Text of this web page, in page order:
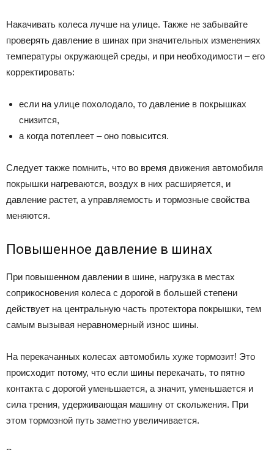
Накачивать колеса лучше на улице. Также не забывайте
проверять давление в шинах при значительных изменениях
температуры окружающей среды, и при необходимости – его
корректировать:
если на улице похолодало, то давление в покрышках
снизится,
а когда потеплеет – оно повысится.
Следует также помнить, что во время движения автомобиля
покрышки нагреваются, воздух в них расширяется, и
давление растет, а управляемость и тормозные свойства
меняются.
Повышенное давление в шинах
При повышенном давлении в шине, нагрузка в местах
соприкосновения колеса с дорогой в большей степени
действует на центральную часть протектора покрышки, тем
самым вызывая неравномерный износ шины.
На перекачанных колесах автомобиль хуже тормозит! Это
происходит потому, что если шины перекачать, то пятно
контакта с дорогой уменьшается, а значит, уменьшается и
сила трения, удерживающая машину от скольжения. При
этом тормозной путь заметно увеличивается.